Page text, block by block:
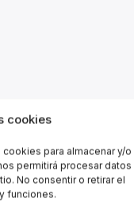
cookies
para almacenar y/o
permitirá procesar datos
No consentir o retirar el
funciones.